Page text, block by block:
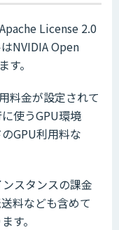
License 2.0
NVIDIA Open
。
料金が設定されて
使うGPU環境
GPU利用料な
スタンスの課金
料なども含めて
す。